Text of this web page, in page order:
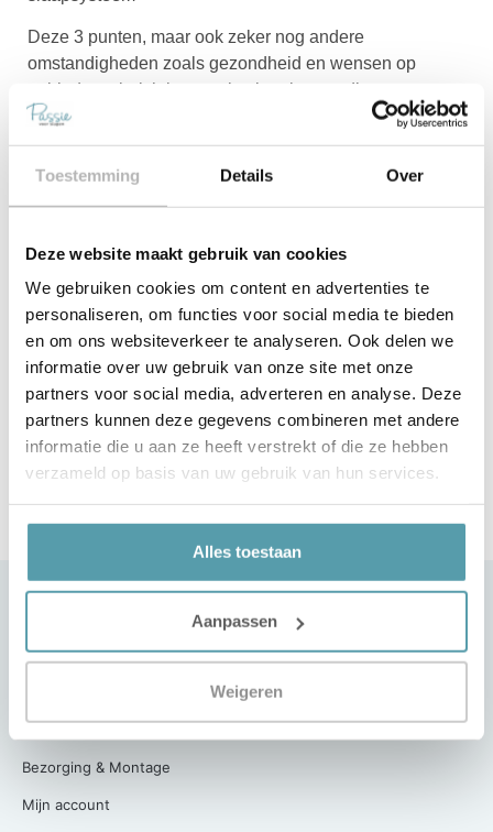
Toestemming Details Over
Deze website maakt gebruik van cookies
We gebruiken cookies om content en advertenties te
personaliseren, om functies voor social media te bieden
en om ons websiteverkeer te analyseren. Ook delen we
informatie over uw gebruik van onze site met onze
partners voor social media, adverteren en analyse. Deze
partners kunnen deze gegevens combineren met andere
informatie die u aan ze heeft verstrekt of die ze hebben
verzameld op basis van uw gebruik van hun services.
Alles toestaan
Aanpassen
Weigeren
Deze 3 punten, maar ook zeker nog andere
omstandigheden zoals gezondheid en wensen op
gebied van inrichting van je slaapkamer, die nemen we
graag mee in het slaapadvies. Elk bezoek aan Varia
begint altijd als eerste met een slaapadvies. In dit
gesprek komen alle punten aan de orde die van belang
begint het echte werk pas! 90 nachten slapen en kijken
of matras en/of bedbodem de juiste condities geven
voor een gezonde nachtrust. Zoniet dan beginnen we
gewoon op nieuw. Slaapgarantie een belangrijke
zekerheid op jouw aankoop bij Varia Passie voor
Slapen.
Een persoonlijk slaapadvies? Kom langs in onze
showroom of plan een afspraak!
Contact
Bezorging & Montage
Mijn account